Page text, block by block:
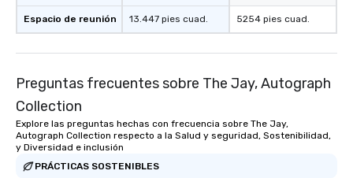
Espacio de reunión 13.447 pies cuad. 5254 pies cuad.
Preguntas frecuentes sobre The Jay, Autograph
Collection
Explore las preguntas hechas con frecuencia sobre The Jay,
Autograph Collection respecto a la Salud y seguridad, Sostenibilidad,
y Diversidad e inclusión
PRÁCTICAS SOSTENIBLES